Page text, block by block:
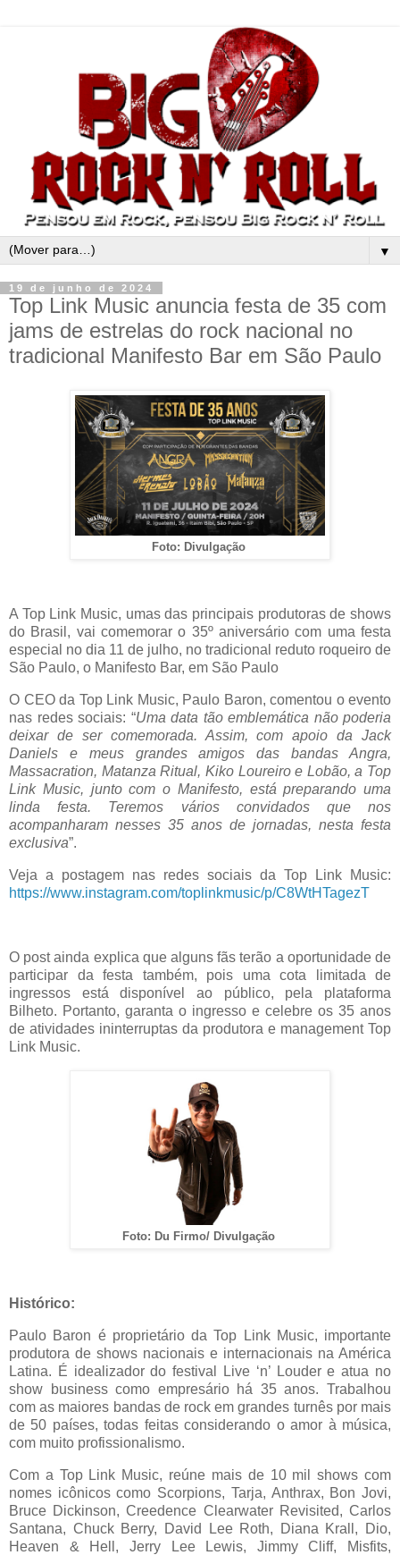
▼
19 de junho de 2024
Top Link Music anuncia festa de 35 com
jams de estrelas do rock nacional no
tradicional Manifesto Bar em São Paulo
Foto: Divulgação
A Top Link Music, umas das principais produtoras de shows
do Brasil, vai comemorar o 35º aniversário com uma festa
especial no dia 11 de julho, no tradicional reduto roqueiro de
São Paulo, o Manifesto Bar, em São Paulo
O CEO da Top Link Music, Paulo Baron, comentou o evento
nas redes sociais: “Uma data tão emblemática não poderia
deixar de ser comemorada. Assim, com apoio da Jack
Daniels e meus grandes amigos das bandas Angra,
Massacration, Matanza Ritual, Kiko Loureiro e Lobão, a Top
Link Music, junto com o Manifesto, está preparando uma
linda festa. Teremos vários convidados que nos
acompanharam nesses 35 anos de jornadas, nesta festa
exclusiva”.
Veja a postagem nas redes sociais da Top Link Music:
https://www.instagram.com/toplinkmusic/p/C8WtHTagezT
O post ainda explica que alguns fãs terão a oportunidade de
participar da festa também, pois uma cota limitada de
ingressos está disponível ao público, pela plataforma
Bilheto. Portanto, garanta o ingresso e celebre os 35 anos
de atividades ininterruptas da produtora e management Top
Link Music.
Foto: Du Firmo/ Divulgação
Histórico:
Paulo Baron é proprietário da Top Link Music, importante
produtora de shows nacionais e internacionais na América
Latina. É idealizador do festival Live ‘n’ Louder e atua no
show business como empresário há 35 anos. Trabalhou
com as maiores bandas de rock em grandes turnês por mais
de 50 países, todas feitas considerando o amor à música,
com muito profissionalismo.
Com a Top Link Music, reúne mais de 10 mil shows com
nomes icônicos como Scorpions, Tarja, Anthrax, Bon Jovi,
Bruce Dickinson, Creedence Clearwater Revisited, Carlos
Santana, Chuck Berry, David Lee Roth, Diana Krall, Dio,
Heaven & Hell, Jerry Lee Lewis, Jimmy Cliff, Misfits,